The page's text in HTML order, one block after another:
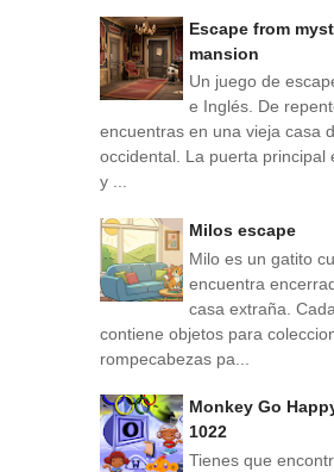
Escape from
mansion
Un juego de
e Inglés. De
encuentras en una vieja casa
occidental. La puerta principal
y ...
Milos escape
Milo es un gatito
encuentra
casa extraña.
contiene objetos para
rompecabezas pa...
Monkey Go
1022
Tienes que